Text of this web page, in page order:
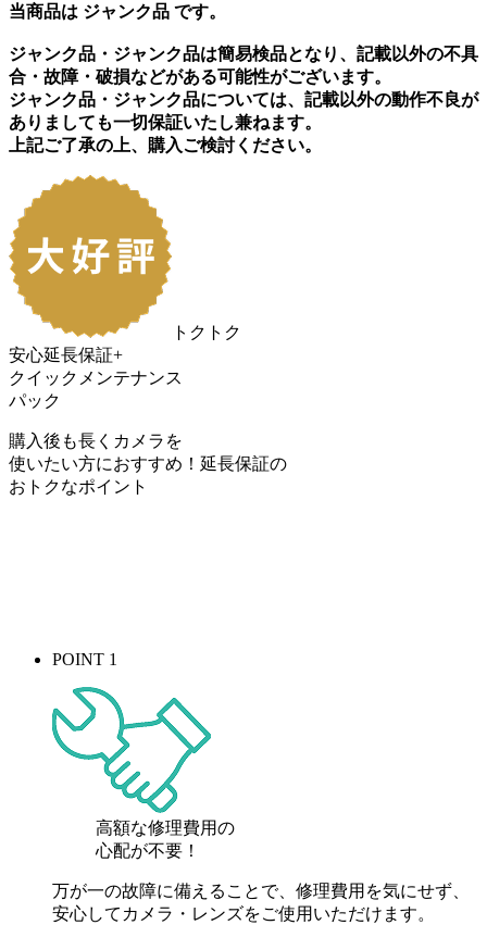
当商品は ジャンク品 です。
ジャンク品・ジャンク品は簡易検品となり、記載以外の不具
合・故障・破損などがある可能性がございます。
ジャンク品・ジャンク品については、記載以外の動作不良が
ありましても一切保証いたし兼ねます。
上記ご了承の上、購入ご検討ください。
トクトク
安心延長保証+
クイックメンテナンス
パック
購入後も長くカメラを
使いたい方におすすめ！ 延長保証の
おトクなポイント
POINT 1
高額な修理費用の
心配が不要！
万が一の故障に備えることで、修理費用を気にせず、
安心してカメラ・レンズをご使用いただけます。